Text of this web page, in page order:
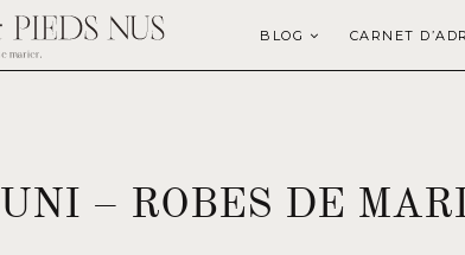
BLOG CARNET
UNI – ROBES DE